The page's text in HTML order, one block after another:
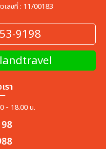
เลขที่ : 11/00183
9198
รา
- 18.00 น.